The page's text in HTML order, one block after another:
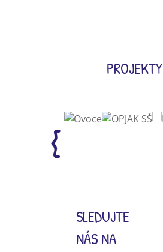
PROJEKTY
SLEDUJTE
NÁS NA